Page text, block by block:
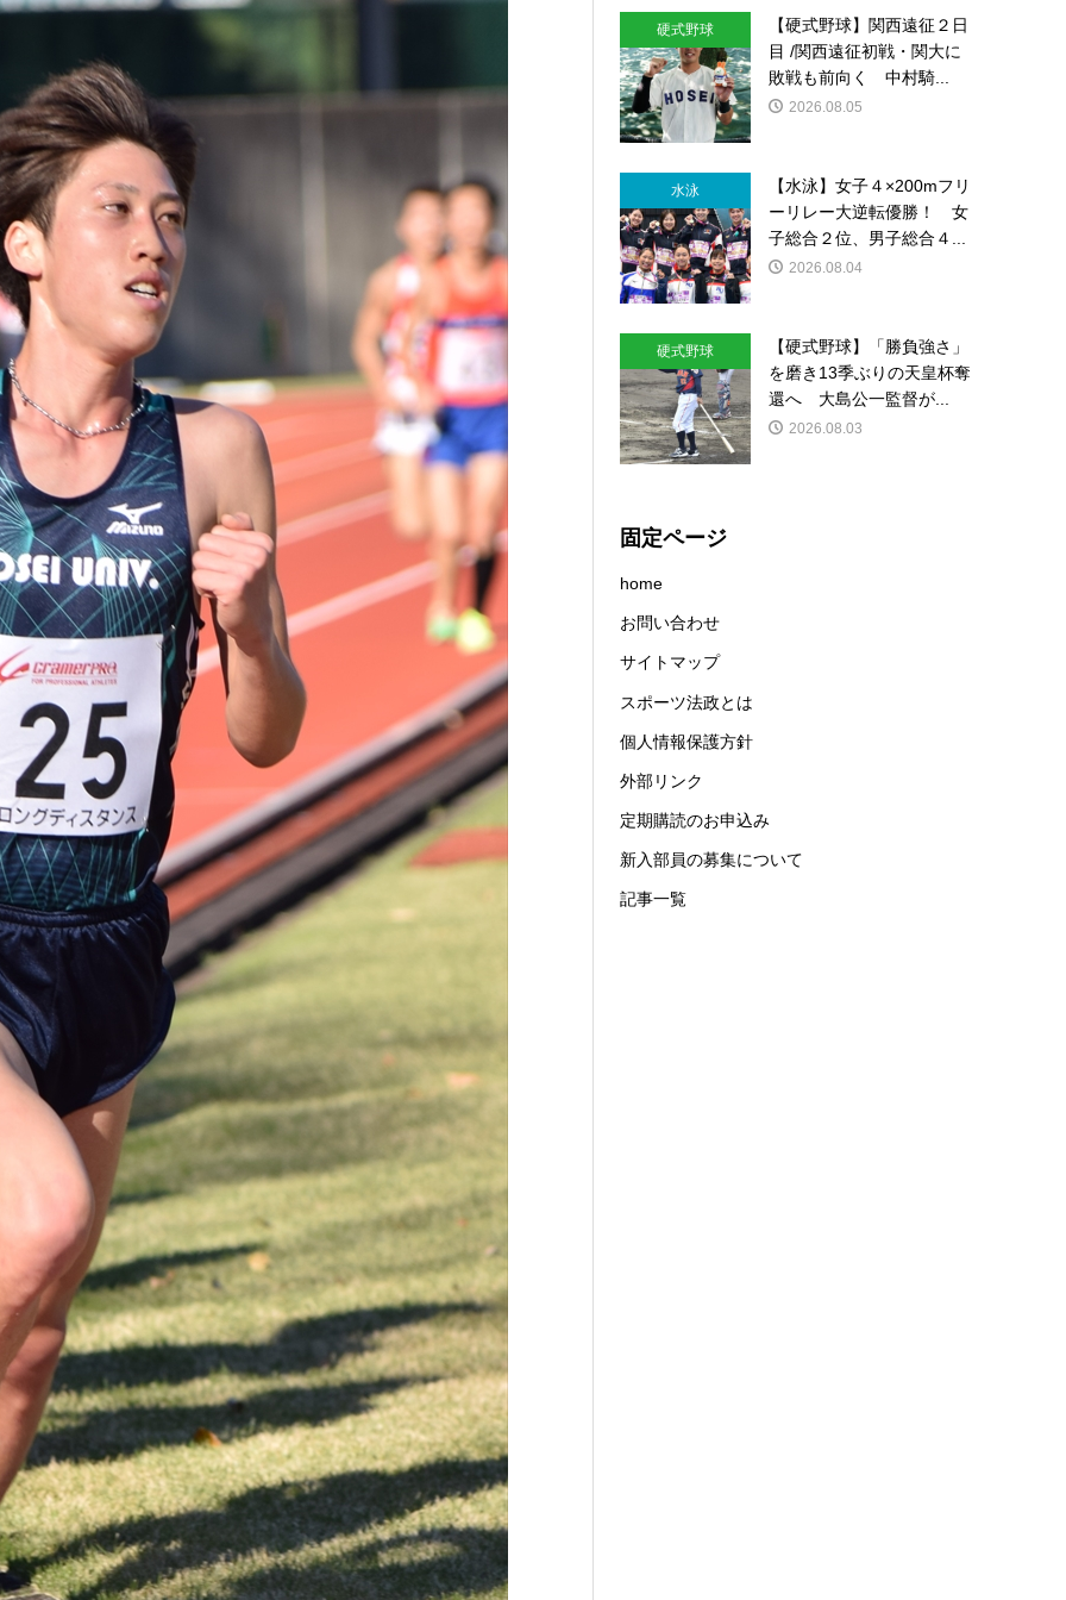
硬式野球
【硬式野球】関西遠征２日
目 /関西遠征初戦・関大に
敗戦も前向く 中村騎...
2026.08.05
水泳
【水泳】女子４×200mフリ
ーリレー大逆転優勝！ 女
子総合２位、男子総合４...
2026.08.04
硬式野球
【硬式野球】「勝負強さ」
を磨き13季ぶりの天皇杯奪
還へ 大島公一監督が...
2026.08.03
固定ページ
home
お問い合わせ
サイトマップ
スポーツ法政とは
個人情報保護方針
外部リンク
定期購読のお申込み
新入部員の募集について
記事一覧